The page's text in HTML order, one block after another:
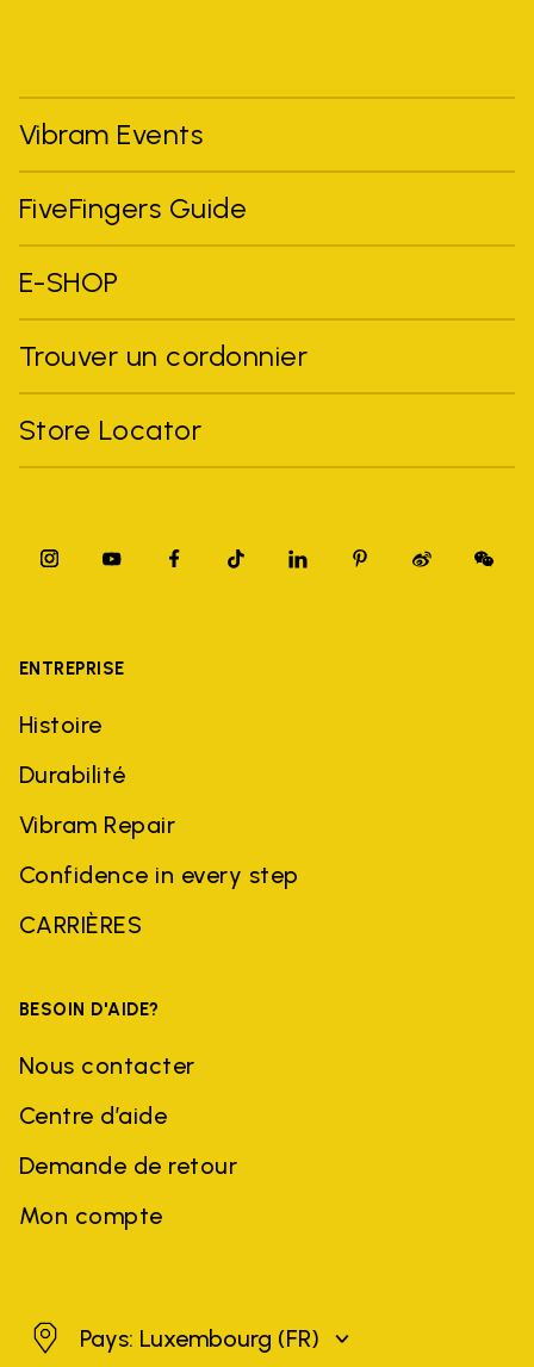
Vibram Events
FiveFingers Guide
E-SHOP
Trouver un cordonnier
Store Locator
ENTREPRISE
Histoire
Durabilité
Vibram Repair
Confidence in every step
CARRIÈRES
BESOIN D'AIDE?
Nous contacter
Centre d’aide
Demande de retour
Mon compte
Luxembourg
Pays: Luxembourg (FR)